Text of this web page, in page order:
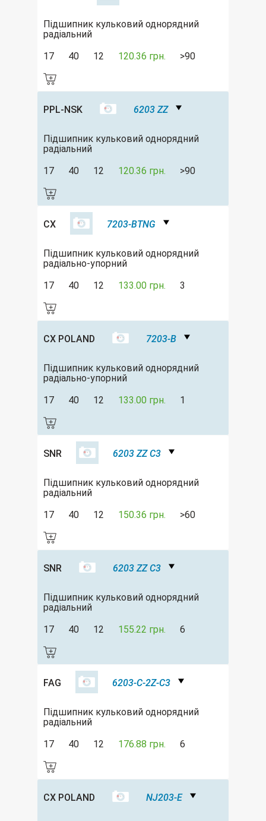
Підшипник кульковий однорядний
радіальний
17
40 12 120.36 грн. >90
PPL-NSK 6203 ZZ
Підшипник кульковий однорядний
радіальний
17
40 12 120.36 грн. >90
CX 7203-BTNG
Підшипник кульковий однорядний
радіально-упорний
17
40 12 133.00 грн. 3
CX POLAND 7203-B
Підшипник кульковий однорядний
радіально-упорний
17
40 12 133.00 грн. 1
SNR 6203 ZZ C3
Підшипник кульковий однорядний
радіальний
17
40 12 150.36 грн. >60
SNR 6203 ZZ C3
Підшипник кульковий однорядний
радіальний
17
40 12 155.22 грн. 6
FAG 6203-C-2Z-C3
Підшипник кульковий однорядний
радіальний
17
40 12 176.88 грн. 6
CX POLAND NJ203-E